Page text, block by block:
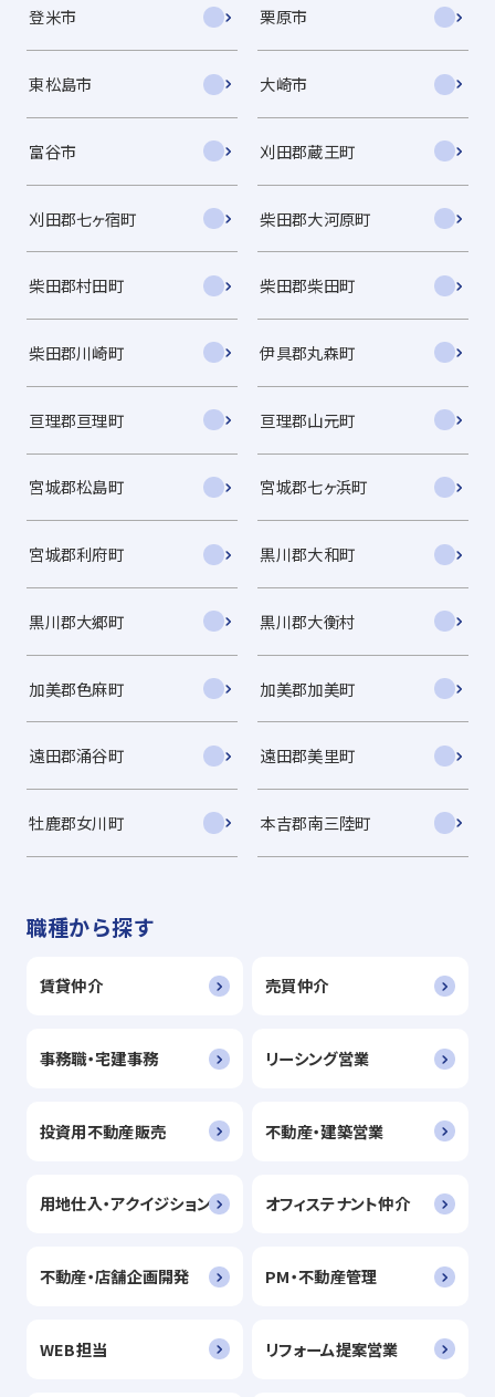
登米市 栗原市
東松島市 大崎市
富谷市 刈田郡蔵王町
刈田郡七ヶ宿町 柴田郡大河原町
柴田郡村田町 柴田郡柴田町
柴田郡川崎町 伊具郡丸森町
亘理郡亘理町 亘理郡山元町
宮城郡松島町 宮城郡七ヶ浜町
宮城郡利府町 黒川郡大和町
黒川郡大郷町 黒川郡大衡村
加美郡色麻町 加美郡加美町
遠田郡涌谷町 遠田郡美里町
牡鹿郡女川町 本吉郡南三陸町
職種から探す
賃貸仲介 売買仲介
事務職・宅建事務 リーシング営業
投資用不動産販売 不動産・建築営業
用地仕入・アクイジション オフィステナント仲介
不動産・店舗企画開発 PM・不動産管理
WEB担当 リフォーム提案営業